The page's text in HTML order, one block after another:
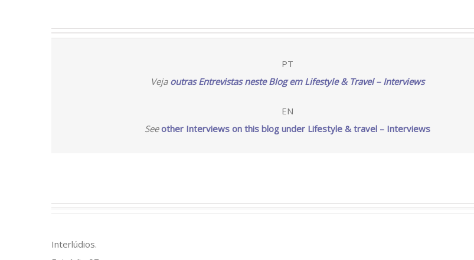
PT
Veja outras Entrevistas neste Blog em Lifestyle & Travel – Interviews
EN
See other Interviews on this blog under Lifestyle & travel – Interviews
Interlúdios.